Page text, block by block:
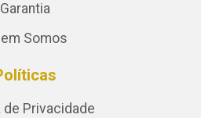
Garantia
Somos
de Privacidade